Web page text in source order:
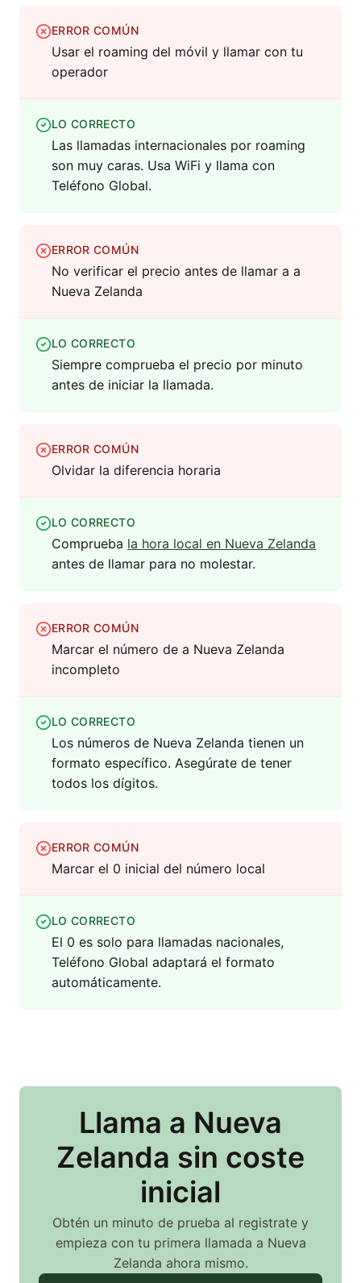
ERROR COMÚN
Usar el roaming del móvil y llamar con tu
operador
LO CORRECTO
Las llamadas internacionales por roaming
son muy caras. Usa WiFi y llama con
Teléfono Global.
ERROR COMÚN
No verificar el precio antes de llamar a a
Nueva Zelanda
LO CORRECTO
Siempre comprueba el precio por minuto
antes de iniciar la llamada.
ERROR COMÚN
Olvidar la diferencia horaria
LO CORRECTO
Comprueba la hora local en Nueva Zelanda
antes de llamar para no molestar.
ERROR COMÚN
Marcar el número de a Nueva Zelanda
incompleto
LO CORRECTO
Los números de Nueva Zelanda tienen un
formato específico. Asegúrate de tener
todos los dígitos.
ERROR COMÚN
Marcar el 0 inicial del número local
LO CORRECTO
El 0 es solo para llamadas nacionales,
Teléfono Global adaptará el formato
automáticamente.
Llama a Nueva
Zelanda sin coste
inicial
Obtén un minuto de prueba al registrate y
empieza con tu primera llamada a Nueva
Zelanda ahora mismo.